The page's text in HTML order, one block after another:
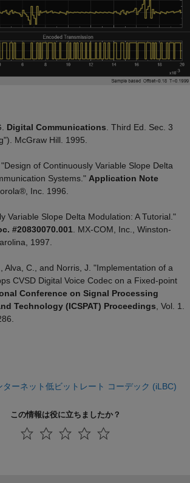
Digital Communications. Third Ed. Sec. 3
McGraw Hill. 1995.
of Continuously Variable Slope Delta
Systems." Application Note
Inc. 1996.
Variable Slope Delta Modulation: A Tutorial."
#20830070.001. MX-COM, Inc., Winston-
1997.
Alva, C., and Norris, J. "Implementation of a
CVSD Digital Voice Codec on a Fixed-point
Conference on Signal Processing
Technology (ICSPAT) Proceedings, Vol. 1.
ターネット低ビットレート コーデック (iLBC)
この情報は役に立ちましたか？